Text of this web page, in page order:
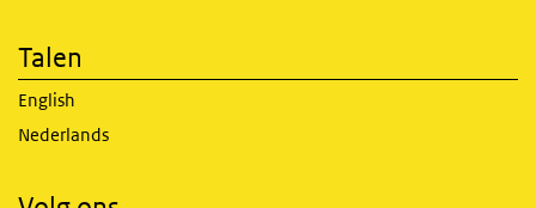
Talen
English
Nederlands